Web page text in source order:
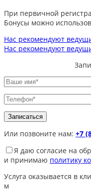
При первичной
Бонусы можно
Нас рекомендуют
Нас рекомендуют
Или позвоните нам: +7
Я даю согласие на
и принимаю политику
Услуга оказывается в
м